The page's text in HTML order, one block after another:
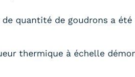
quantité de goudrons a été
thermique à échelle